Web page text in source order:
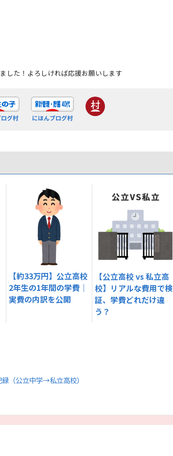
した！よろしければ応援お願いします
グ村 にほんブログ村
【約33万円】公立高校
2年生の1年間の学費｜
実費の内訳を公開
【公立高校 vs 私立高
校】リアルな費用で検
証、学費どれだけ違
う？
（公立中学→私立高校）